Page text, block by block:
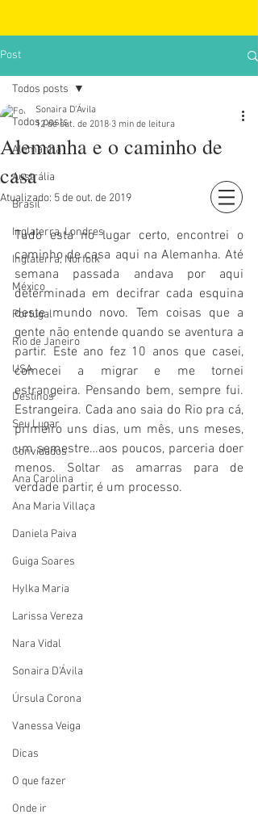
Post
Todos posts
Alemanha
Austrália
Brasil
Inglaterra, Londres
Inglaterra, Norfolk
México
Portugal
Rio de Janeiro
USA
Destinos
Seu Lugar
Convidados
Ana Carolina
Ana Maria Villaça
Daniela Paiva
Guiga Soares
Hylka Maria
Larissa Vereza
Nara Vidal
Sonaira D'Ávila
Úrsula Corona
Vanessa Veiga
Dicas
O que fazer
Onde ir
Todos posts
Alemanha e o caminho de
casa
Sonaira D'Ávila
12 de out. de 2018 3 min de leitura
Atualizado: 5 de out. de 2019
Tudo está no lugar certo, encontrei o
caminho de casa aqui na Alemanha. Até
semana passada andava por aqui
determinada em decifrar cada esquina
deste mundo novo. Tem coisas que a
gente não entende quando se aventura a
partir. Este ano fez 10 anos que casei,
comecei a migrar e me tornei
estrangeira. Pensando bem, sempre fui.
Estrangeira. Cada ano saia do Rio pra cá,
primeiro uns dias, um mês, uns meses,
um semestre…aos poucos, parceria doer
menos. Soltar as amarras para de
verdade partir, é um processo.